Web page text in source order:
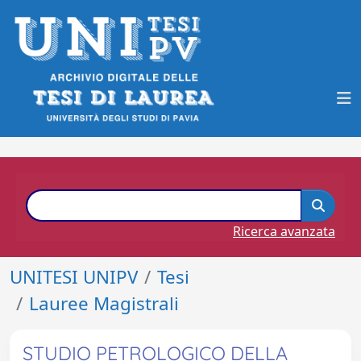
Ricerca avanzata
UNITESI UNIPV
Tesi
Lauree Magistrali
STUDIO PETROLOGICO DELLA